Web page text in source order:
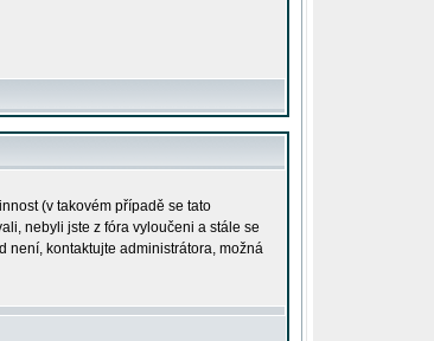
(v takovém případě se tato
nebyli jste z fóra vyloučeni a stále se
není, kontaktujte administrátora, možná